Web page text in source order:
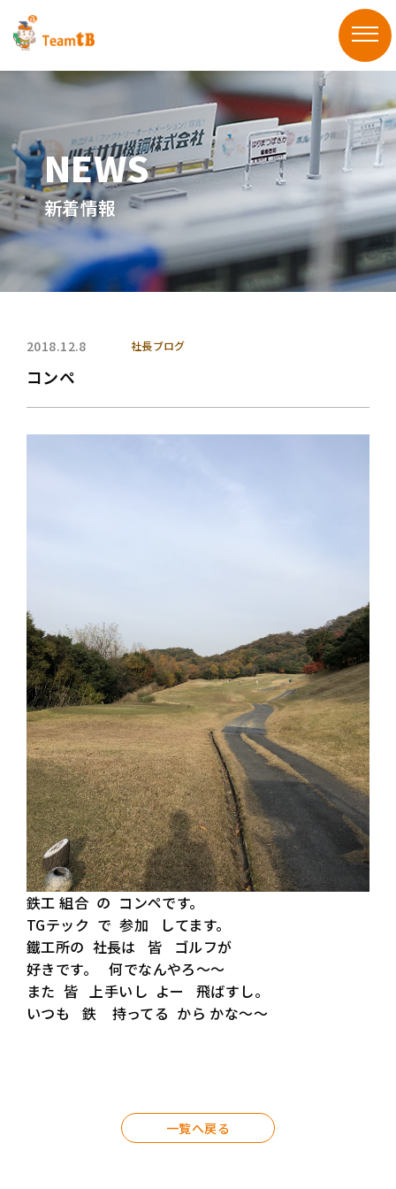
新着情報
2018.12.8 社長ブログ
コンペ
鉄工 組合 の コンペです。
TGテック で 参加 してます。
鐵工所の 社長は 皆 ゴルフが
好きです。 何でなんやろ〜〜
また 皆 上手いし よー 飛ばすし。
いつも 鉄 持ってる から かな〜〜
一覧へ戻る